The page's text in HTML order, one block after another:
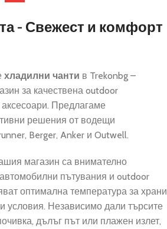
- Свежест и комфорт
хладилни чанти в Trekonbg –
за качествена outdoor
Предлагаме
решения от водещи
Berger, Anker и Outwell.
магазин са внимателно
пътувания и outdoor
оптимална температура за храни
условия. Независимо дали търсите
дълъг път или плажен излет,